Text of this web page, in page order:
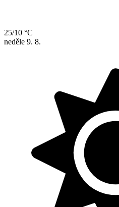
25/10 °C
neděle 9. 8.